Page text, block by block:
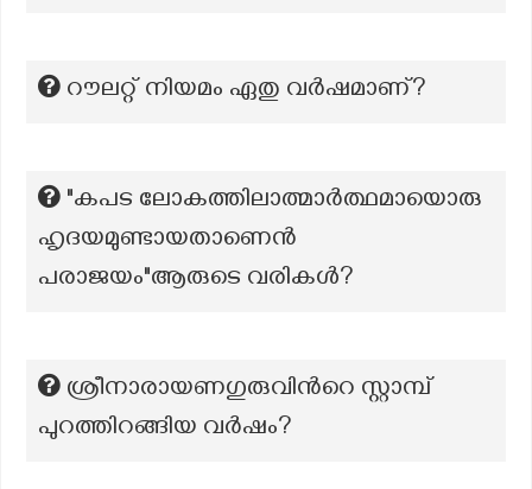
റൗലറ്റ് നിയമം ഏതു വർഷമാണ്?
"കപട ലോകത്തിലാത്മാർത്ഥമായൊരു
ഹൃദയമുണ്ടായതാണെൻ
പരാജയം"ആരുടെ വരികൾ?
ശ്രീനാരായണഗുരുവിന്‍റെ സ്റ്റാമ്പ്
പുറത്തിറങ്ങിയ വര്‍ഷം?